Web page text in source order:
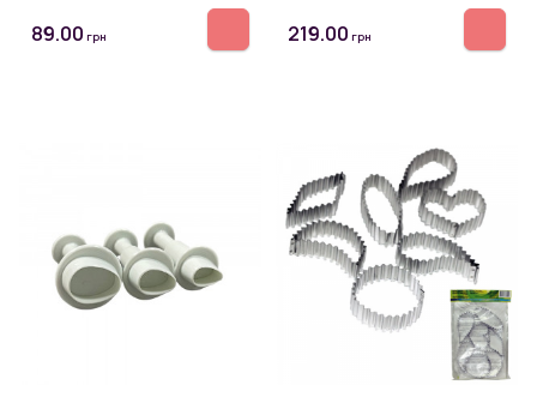
89.00 грн 219.00 грн